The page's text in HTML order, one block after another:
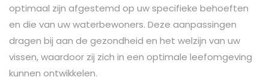
optimaal zijn afgestemd op uw specifieke behoeften
en die van uw waterbewoners. Deze aanpassingen
dragen bij aan de gezondheid en het welzijn van uw
vissen, waardoor zij zich in een optimale leefomgeving
kunnen ontwikkelen.